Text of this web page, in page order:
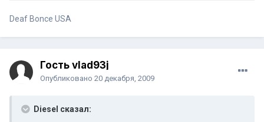
Deaf Bonce USA
Гость vlad93j
Опубликовано 20 декабря, 2009
Diesel сказал: